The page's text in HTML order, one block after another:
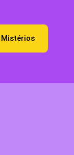
Mistérios​